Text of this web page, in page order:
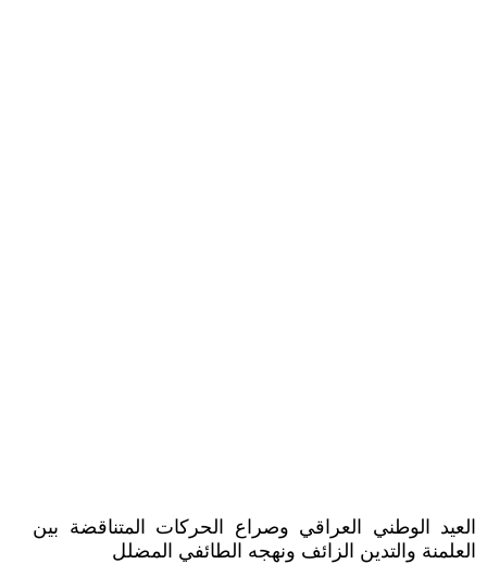
العيد الوطني العراقي وصراع الحركات المتناقضة بين
العلمنة والتدين الزائف ونهجه الطائفي المضلل